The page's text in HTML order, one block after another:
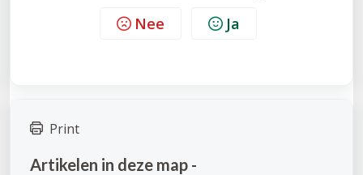
Nee Ja
Print
Artikelen in deze map -